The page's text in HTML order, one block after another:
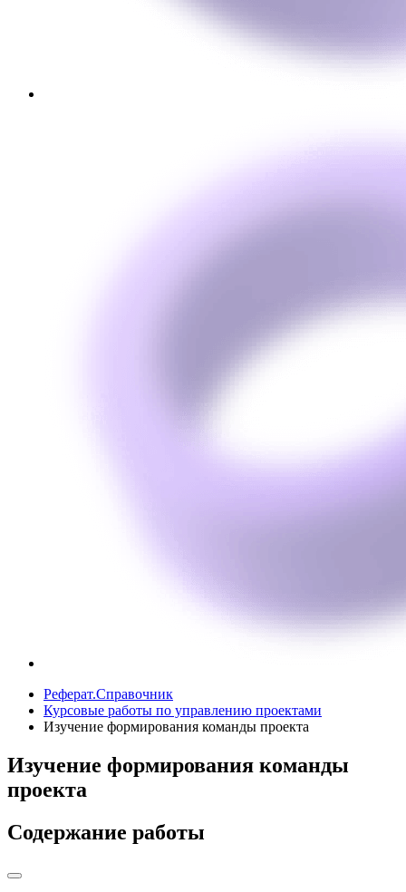
Реферат.Справочник
Курсовые работы по управлению проектами
Изучение формирования команды проекта
Изучение формирования команды
проекта
Содержание работы